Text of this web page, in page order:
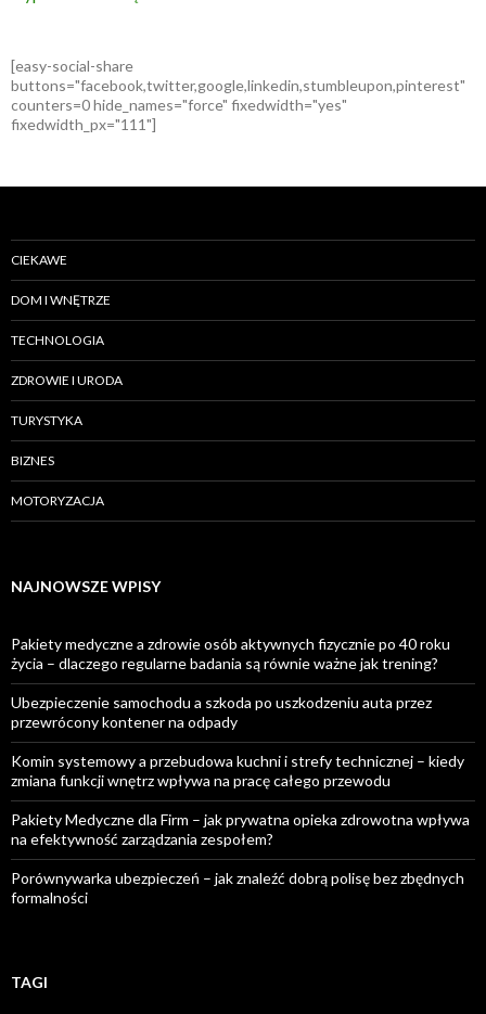
[easy-social-share
buttons="facebook,twitter,google,linkedin,stumbleupon,pinterest"
counters=0 hide_names="force" fixedwidth="yes"
fixedwidth_px="111"]
CIEKAWE
DOM I WNĘTRZE
TECHNOLOGIA
ZDROWIE I URODA
TURYSTYKA
BIZNES
MOTORYZACJA
NAJNOWSZE WPISY
Pakiety medyczne a zdrowie osób aktywnych fizycznie po 40 roku
życia – dlaczego regularne badania są równie ważne jak trening?
Ubezpieczenie samochodu a szkoda po uszkodzeniu auta przez
przewrócony kontener na odpady
Komin systemowy a przebudowa kuchni i strefy technicznej – kiedy
zmiana funkcji wnętrz wpływa na pracę całego przewodu
Pakiety Medyczne dla Firm – jak prywatna opieka zdrowotna wpływa
na efektywność zarządzania zespołem?
Porównywarka ubezpieczeń – jak znaleźć dobrą polisę bez zbędnych
formalności
TAGI